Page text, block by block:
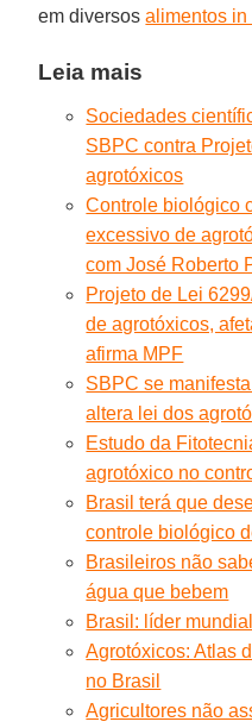
em diversosalimentos in
Leia mais
Sociedades
SBPC contra
agrotóxicos
Controle biológico
excessivo de
com José Roberto
Projeto de Lei
de agrotóxicos,
afirma MPF
SBPC se
altera lei dos
Estudo da
agrotóxico no
Brasil terá que
controle biológico
Brasileiros não
água que bebem
Brasil: líder
Agrotóxicos: Atlas
no Brasil
Agricultores não